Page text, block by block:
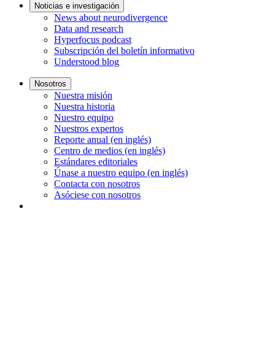
Noticias e investigación
News about neurodivergence
Data and research
Hyperfocus podcast
Subscripción del boletín informativo
Understood blog
Nosotros
Nuestra misión
Nuestra historia
Nuestro equipo
Nuestros expertos
Reporte anual (en inglés)
Centro de medios (en inglés)
Estándares editoriales
Únase a nuestro equipo (en inglés)
Contacta con nosotros
Asóciese con nosotros